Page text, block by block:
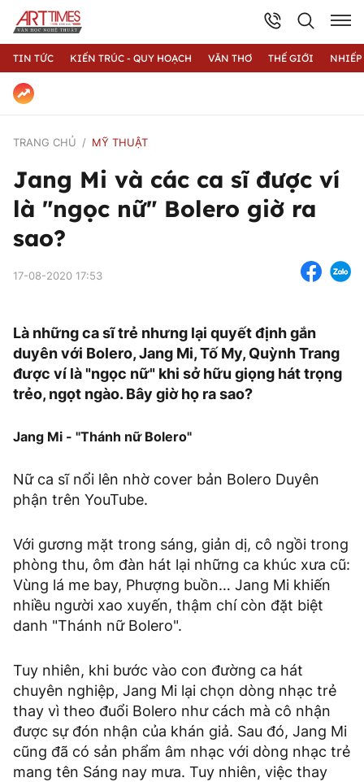
TIN TỨC KIẾN TRÚC - QUY HOẠCH VĂN THƠ THẾ GIỚI
TRANG CHỦ MỸ THUẬT
Jang Mi và các ca sĩ được ví
là "ngọc nữ" Bolero giờ ra
sao?
17-08-2020 17:53
Là những ca sĩ trẻ nhưng lại quyết định gắn
duyên với Bolero, Jang Mi, Tố My, Quỳnh Trang
được ví là "ngọc nữ" khi sở hữu giọng hát trọng
trẻo, ngọt ngào. Bây giờ họ ra sao?
Jang Mi - "Thánh nữ Bolero"
Nữ ca sĩ nổi lên nhờ cover bản Bolero Duyên
phận trên YouTube.
Với gương mặt trong sáng, giản dị, cô ngồi trong
phòng thu, ôm đàn hát lại những ca khúc xưa cũ:
Vùng lá me bay, Phượng buồn… Jang Mi khiến
nhiều người xao xuyến, thậm chí còn đặt biệt
danh "Thánh nữ Bolero".
Tuy nhiên, khi bước vào con đường ca hát
chuyên nghiệp, Jang Mi lại chọn dòng nhạc trẻ
thay vì theo đuổi Bolero như cách mà cô nhận
được sự đón nhận của khán giả. Sau đó, Jang Mi
cũng đã có sản phẩm âm nhạc với dòng nhạc trẻ
mang tên Sáng nay mưa. Tuy nhiên, việc thay